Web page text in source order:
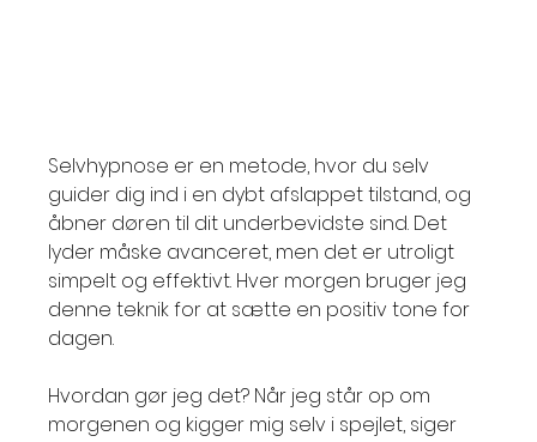
Selvhypnose er en metode, hvor du selv
guider dig ind i en dybt afslappet tilstand, og
åbner døren til dit underbevidste sind. Det
lyder måske avanceret, men det er utroligt
simpelt og effektivt. Hver morgen bruger jeg
denne teknik for at sætte en positiv tone for
dagen.
Hvordan gør jeg det? Når jeg står op om
morgenen og kigger mig selv i spejlet, siger